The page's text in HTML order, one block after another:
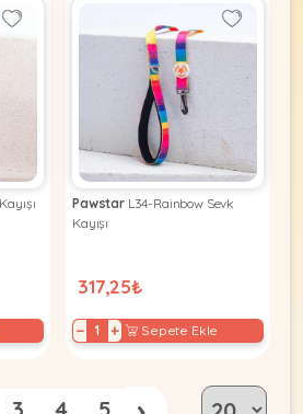
PawstarL34-Rainbow Sevk
Kayışı
317,25₺
− + Sepete Ekle